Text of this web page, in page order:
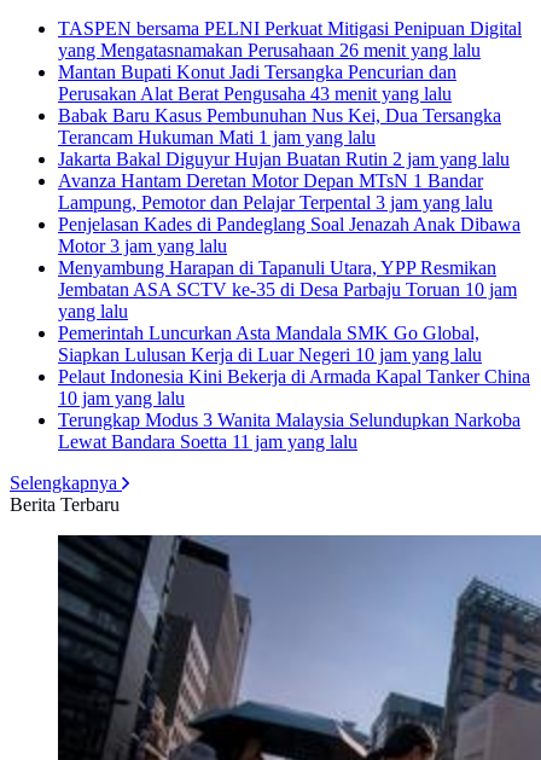
TASPEN bersama PELNI Perkuat Mitigasi Penipuan Digital
yang Mengatasnamakan Perusahaan 26 menit yang lalu
Mantan Bupati Konut Jadi Tersangka Pencurian dan
Perusakan Alat Berat Pengusaha 43 menit yang lalu
Babak Baru Kasus Pembunuhan Nus Kei, Dua Tersangka
Terancam Hukuman Mati 1 jam yang lalu
Jakarta Bakal Diguyur Hujan Buatan Rutin 2 jam yang lalu
Avanza Hantam Deretan Motor Depan MTsN 1 Bandar
Lampung, Pemotor dan Pelajar Terpental 3 jam yang lalu
Penjelasan Kades di Pandeglang Soal Jenazah Anak Dibawa
Motor3 jam yang lalu
Menyambung Harapan di Tapanuli Utara, YPP Resmikan
Jembatan ASA SCTV ke-35 di Desa Parbaju Toruan 10 jam
yang lalu
Pemerintah Luncurkan Asta Mandala SMK Go Global,
Siapkan Lulusan Kerja di Luar Negeri 10 jam yang lalu
Pelaut Indonesia Kini Bekerja di Armada Kapal Tanker China
10 jam yang lalu
Terungkap Modus 3 Wanita Malaysia Selundupkan Narkoba
Lewat Bandara Soetta 11 jam yang lalu
Selengkapnya
Berita Terbaru